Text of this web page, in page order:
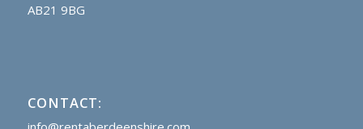
AB21 9BG
CONTACT: